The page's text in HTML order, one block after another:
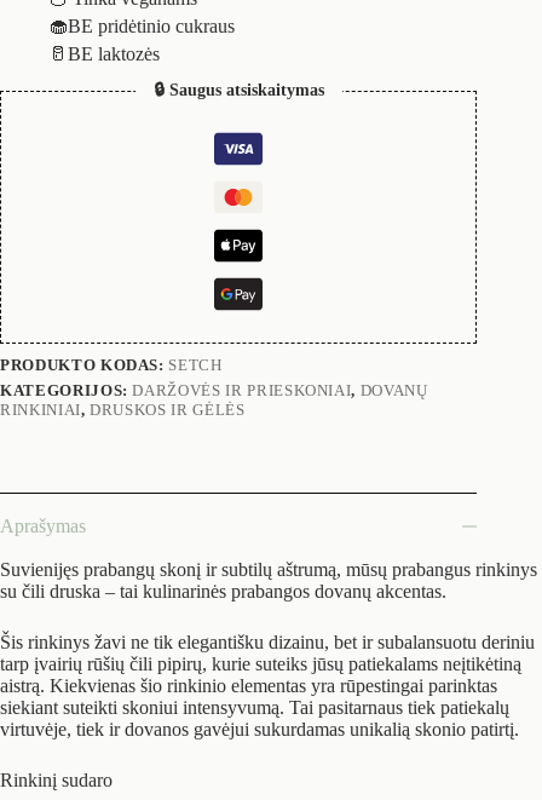
🧁BE pridėtinio cukraus
🥛BE laktozės
🔒 Saugus atsiskaitymas
PRODUKTO KODAS: SETCH
KATEGORIJOS:DARŽOVĖS IR PRIESKONIAI, DOVANŲ
RINKINIAI,DRUSKOS IR GĖLĖS
Aprašymas
Suvienijęs prabangų skonį ir subtilų aštrumą, mūsų prabangus rinkinys
su čili druska – tai kulinarinės prabangos dovanų akcentas.
Šis rinkinys žavi ne tik elegantišku dizainu, bet ir subalansuotu deriniu
tarp įvairių rūšių čili pipirų, kurie suteiks jūsų patiekalams neįtikėtiną
aistrą. Kiekvienas šio rinkinio elementas yra rūpestingai parinktas
siekiant suteikti skoniui intensyvumą. Tai pasitarnaus tiek patiekalų
virtuvėje, tiek ir dovanos gavėjui sukurdamas unikalią skonio patirtį.
Rinkinį sudaro